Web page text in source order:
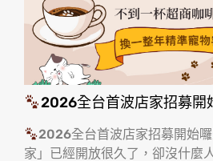
2026全台首波店家招募開
2026全台首波店家招募開始囉
家」已經開放很久了，卻沒什麼